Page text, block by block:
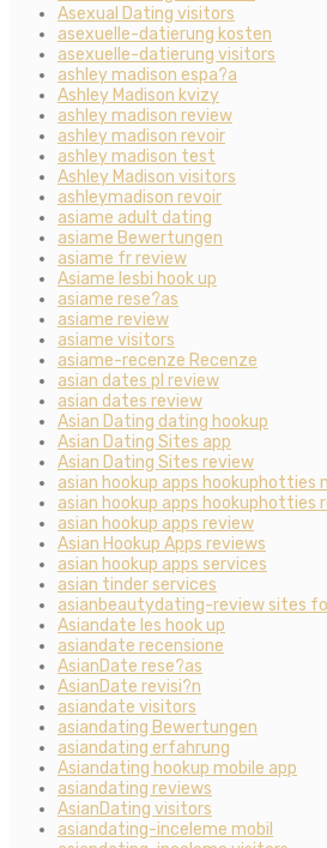
Asexual Dating visitors
asexuelle-datierung kosten
asexuelle-datierung visitors
ashley madison espa?a
Ashley Madison kvizy
ashley madison review
ashley madison revoir
ashley madison test
Ashley Madison visitors
ashleymadison revoir
asiame adult dating
asiame Bewertungen
asiame fr review
Asiame lesbi hook up
asiame rese?as
asiame review
asiame visitors
asiame-recenze Recenze
asian dates pl review
asian dates review
Asian Dating dating hookup
Asian Dating Sites app
Asian Dating Sites review
asian hookup apps hookuphotties
asian hookup apps hookuphotties
asian hookup apps review
Asian Hookup Apps reviews
asian hookup apps services
asian tinder services
asianbeautydating-review sites
Asiandate les hook up
asiandate recensione
AsianDate rese?as
AsianDate revisi?n
asiandate visitors
asiandating Bewertungen
asiandating erfahrung
Asiandating hookup mobile app
asiandating reviews
AsianDating visitors
asiandating-inceleme mobil